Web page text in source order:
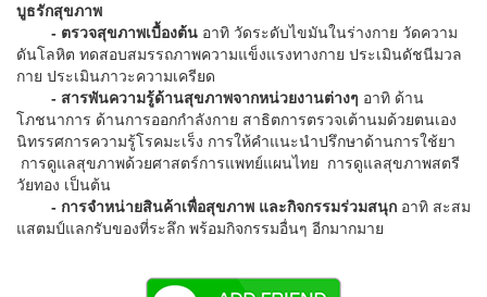
บูธรักสุขภาพ
- ตรวจสุขภาพเบื้องต้น อาทิ วัดระดับไขมันในร่างกาย วัดความ
ดันโลหิต ทดสอบสมรรถภาพความแข็งแรงทางกาย ประเมินดัชนีมวล
กาย ประเมินภาวะความเครียด
- สารพันความรู้ด้านสุขภาพจากหน่วยงานต่างๆ อาทิ ด้าน
โภชนาการ ด้านการออกกำลังกาย สาธิตการตรวจเต้านมด้วยตนเอง
นิทรรศการความรู้โรคมะเร็ง การให้คำแนะนำปรึกษาด้านการใช้ยา
การดูแลสุขภาพด้วยศาสตร์การแพทย์แผนไทย การดูแลสุขภาพสตรี
วัยทอง เป็นต้น
- การจำหน่ายสินค้าเพื่อสุขภาพ และกิจกรรมร่วมสนุก อาทิ สะสม
แสตมป์แลกรับของที่ระลึก พร้อมกิจกรรมอื่นๆ อีกมากมาย